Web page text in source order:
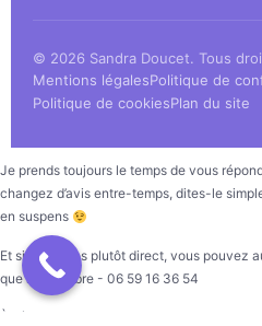
© 2026 Sandra Doucet. Tous
Mentions légalesPolitique de
Politique de cookiesPlan du site
Je prends toujours le temps de vous
changez d’avis entre-temps, dites-le
en suspens
Et si vous êtes plutôt direct, vous pouvez
que mon ombre - 06 59 16 36 54
À très vite.